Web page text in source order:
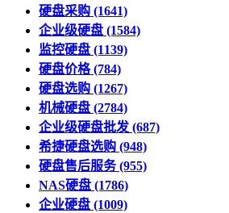
硬盘采购 (1641)
企业级硬盘 (1584)
监控硬盘 (1139)
硬盘价格(784)
硬盘选购 (1267)
机械硬盘 (2784)
企业级硬盘批发 (687)
希捷硬盘选购 (948)
硬盘售后服务(955)
NAS硬盘 (1786)
企业硬盘 (1009)